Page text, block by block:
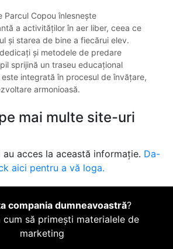
Parcul Copou înlesnește
a activităților în aer liber, ceea ce
și starea de bine a fiecărui elev.
și metodele de predare
sprijină un traseu educațional
integrată în procesul de învățare,
armonioasă.
mai multe site-uri
acces la această informație. Da-
aici pentru a vă loga.
compania dumneavoastră?
cum să primești materialele de
marketing